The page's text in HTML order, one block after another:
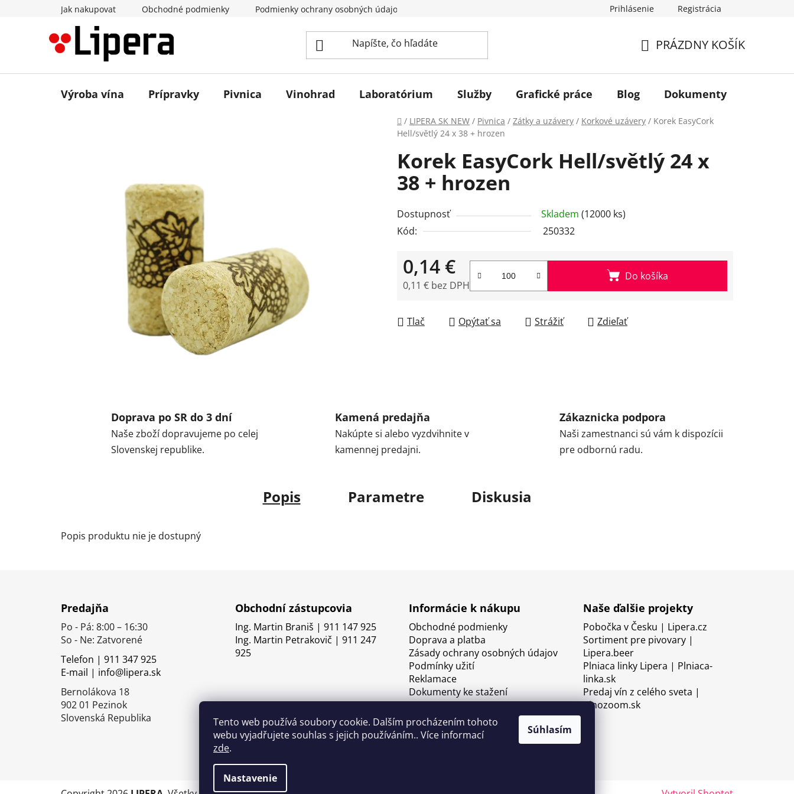
Tento web používá soubory cookie. Dalším procházením tohoto
webu vyjadřujete souhlas s jejich používáním.. Více informací
zde.
Nastavenie
Súhlasím
Jak nakupovat Obchodné podmienky Podmienky ochrany osobných údajov Prihlásenie Registrácia
KOŠÍK
PRÁZDNY KOŠÍK
Výroba vína Prípravky Pivnica Vinohrad Laboratórium Služby Grafické práce Blog Dokumenty
Domov
/ LIPERA SK NEW / Pivnica / Zátky a uzávery / Korkové uzávery / Korek EasyCork
Hell/světlý 24 x 38 + hrozen
Korek EasyCork Hell/světlý 24 x
38 + hrozen
Dostupnosť Skladem (12000 ks)
Kód:
250332
0,14 €
0,11 € bez DPH
Do košíka
Tlač Opýtať sa Strážiť Zdieľať
Doprava po SR do 3 dní
Naše zboží dopravujeme po celej
Slovenskej republike.
Kamená predajňa
Nakúpte si alebo vyzdvihnite v
kamennej predajni.
Zákaznicka podpora
Naši zamestnanci sú vám k dispozícii
pre odbornú radu.
Popis Parametre Diskusia
Popis produktu nie je dostupný
Predajňa
Po - Pá: 8:00 – 16:30
So - Ne: Zatvorené
Telefon | 911 347 925
E-mail | info@lipera.sk
Bernolákova 18
902 01 Pezinok
Slovenská Republika
Obchodní zástupcovia
Ing. Martin Braniš | 911 147 925
Ing. Martin Petrakovič | 911 247
925
Informácie k nákupu
Obchodné podmienky
Doprava a platba
Zásady ochrany osobných údajov
Podmínky užití
Reklamace
Dokumenty ke stažení
Naše ďalšie projekty
Pobočka v Česku | Lipera.cz
Sortiment pre pivovary |
Lipera.beer
Plniaca linky Lipera | Plniaca-
linka.sk
Predaj vín z celého sveta |
Vinozoom.sk